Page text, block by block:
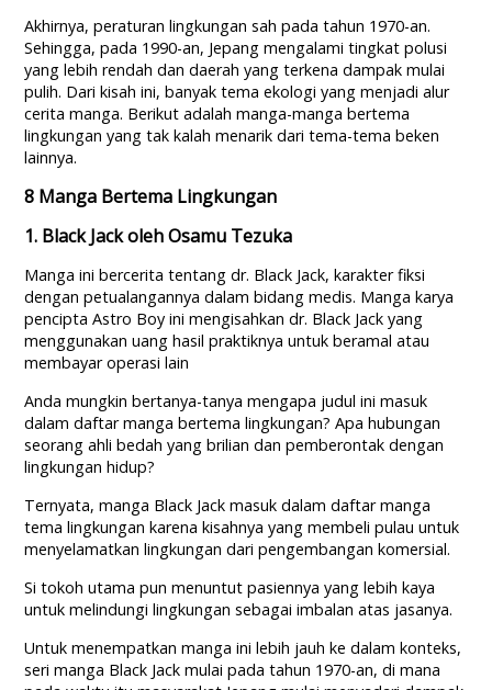
Akhirnya, peraturan lingkungan sah pada tahun 1970-an.
Sehingga, pada 1990-an, Jepang mengalami tingkat polusi
yang lebih rendah dan daerah yang terkena dampak mulai
pulih. Dari kisah ini, banyak tema ekologi yang menjadi alur
cerita manga. Berikut adalah manga-manga bertema
lingkungan yang tak kalah menarik dari tema-tema beken
lainnya.
8 Manga Bertema Lingkungan
1. Black Jack oleh Osamu Tezuka
Manga ini bercerita tentang dr. Black Jack, karakter fiksi
dengan petualangannya dalam bidang medis. Manga karya
pencipta Astro Boy ini mengisahkan dr. Black Jack yang
menggunakan uang hasil praktiknya untuk beramal atau
membayar operasi lain
Anda mungkin bertanya-tanya mengapa judul ini masuk
dalam daftar manga bertema lingkungan? Apa hubungan
seorang ahli bedah yang brilian dan pemberontak dengan
lingkungan hidup?
Ternyata, manga Black Jack masuk dalam daftar manga
tema lingkungan karena kisahnya yang membeli pulau untuk
menyelamatkan lingkungan dari pengembangan komersial.
Si tokoh utama pun menuntut pasiennya yang lebih kaya
untuk melindungi lingkungan sebagai imbalan atas jasanya.
Untuk menempatkan manga ini lebih jauh ke dalam konteks,
seri manga Black Jack mulai pada tahun 1970-an, di mana